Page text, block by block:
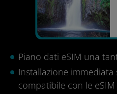
Piano dati eSIM una
Installazione immediata
compatibile con le